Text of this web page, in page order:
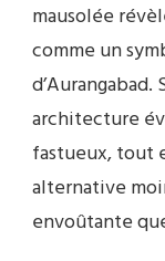
mausolée
comme un
architecture
fastueux, tout
alternative
envoûtante